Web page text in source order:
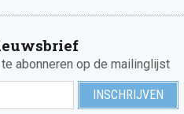
abonneren op de mailinglijst